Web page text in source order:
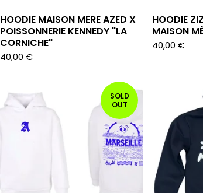
HOODIE MAISON MERE AZED X
POISSONNERIE KENNEDY "LA
CORNICHE"
40,00 €
HOODIE
MAISON
40,00 €
SOLD
OUT